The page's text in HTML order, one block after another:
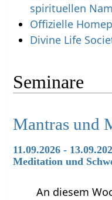
spirituellen
Offizielle
Divine Life
Seminare
Mantras und
11.09.2026 -
Meditation und
An diesem